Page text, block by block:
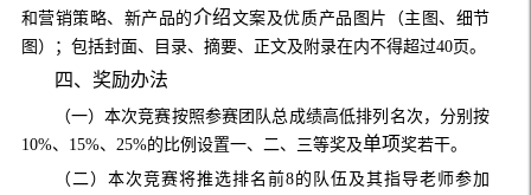
和营销策略、新产品的介绍文案及优质产品图片（主图、细节
图）
；包括封面、目录、摘要、正文及附录在内不得超过40页。
四、奖励办法
（一）本次竞赛按照参赛团队总成绩高低排列名次，分别按
10%、 15%、 25%的比例 设置一、二、三等奖及单项奖若干。
（二）本次竞赛将推选排名前8的队伍及其指导老师参加